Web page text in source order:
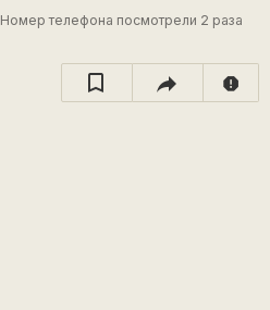
Номер телефона посмотрели 2 раза
report